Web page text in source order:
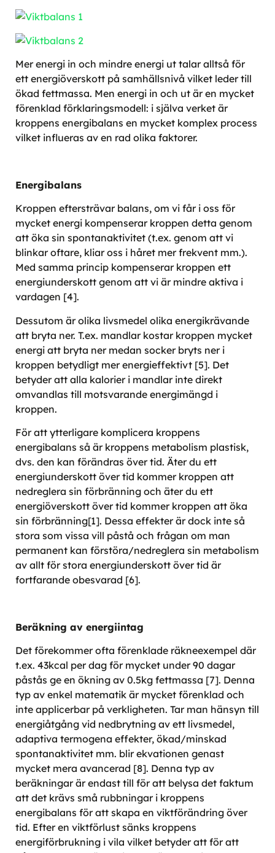
Mer energi in och mindre energi ut talar alltså för
ett energiöverskott på samhällsnivå vilket leder till
ökad fettmassa. Men energi in och ut är en mycket
förenklad förklaringsmodell: i själva verket är
kroppens energibalans en mycket komplex process
vilket influeras av en rad olika faktorer.
Energibalans
Kroppen eftersträvar balans, om vi får i oss för
mycket energi kompenserar kroppen detta genom
att öka sin spontanaktivitet (t.ex. genom att vi
blinkar oftare, kliar oss i håret mer frekvent mm.).
Med samma princip kompenserar kroppen ett
energiunderskott genom att vi är mindre aktiva i
vardagen [4].
Dessutom är olika livsmedel olika energikrävande
att bryta ner. T.ex. mandlar kostar kroppen mycket
energi att bryta ner medan socker bryts ner i
kroppen betydligt mer energieffektivt [5]. Det
betyder att alla kalorier i mandlar inte direkt
omvandlas till motsvarande energimängd i
kroppen.
För att ytterligare komplicera kroppens
energibalans så är kroppens metabolism plastisk,
dvs. den kan förändras över tid. Äter du ett
energiunderskott över tid kommer kroppen att
nedreglera sin förbränning och äter du ett
energiöverskott över tid kommer kroppen att öka
sin förbränning[1]. Dessa effekter är dock inte så
stora som vissa vill påstå och frågan om man
permanent kan förstöra/nedreglera sin metabolism
av allt för stora energiunderskott över tid är
fortfarande obesvarad [6].
Beräkning av energiintag
Det förekommer ofta förenklade räkneexempel där
t.ex. 43kcal per dag för mycket under 90 dagar
påstås ge en ökning av 0.5kg fettmassa [7]. Denna
typ av enkel matematik är mycket förenklad och
inte applicerbar på verkligheten. Tar man hänsyn till
energiåtgång vid nedbrytning av ett livsmedel,
adaptiva termogena effekter, ökad/minskad
spontanaktivitet mm. blir ekvationen genast
mycket mera avancerad [8]. Denna typ av
beräkningar är endast till för att belysa det faktum
att det krävs små rubbningar i kroppens
energibalans för att skapa en viktförändring över
tid. Efter en viktförlust sänks kroppens
energiförbrukning i vila vilket betyder att för att